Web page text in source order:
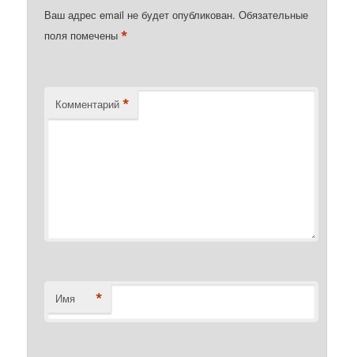
Ваш адрес email не будет опубликован. Обязательные
поля помечены*
Комментарий *
Имя *